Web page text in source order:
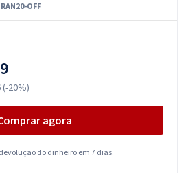
OFF
(-20%)
agora
do dinheiro em 7 dias.